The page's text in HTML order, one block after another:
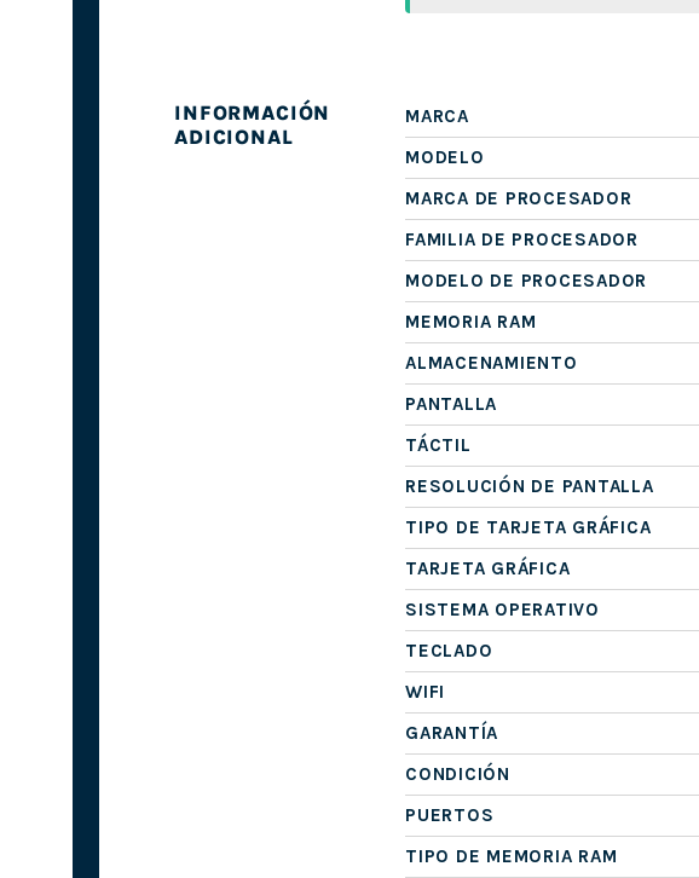
INFORMACIÓN
ADICIONAL
MARCA
MODELO
MARCA DE PROCESADOR
FAMILIA DE PROCESADOR
MODELO DE PROCESADOR
MEMORIA RAM
ALMACENAMIENTO
PANTALLA
TÁCTIL
RESOLUCIÓN DE PANTALLA
TIPO DE TARJETA GRÁFICA
TARJETA GRÁFICA
SISTEMA OPERATIVO
TECLADO
WIFI
GARANTÍA
CONDICIÓN
PUERTOS
TIPO DE MEMORIA RAM